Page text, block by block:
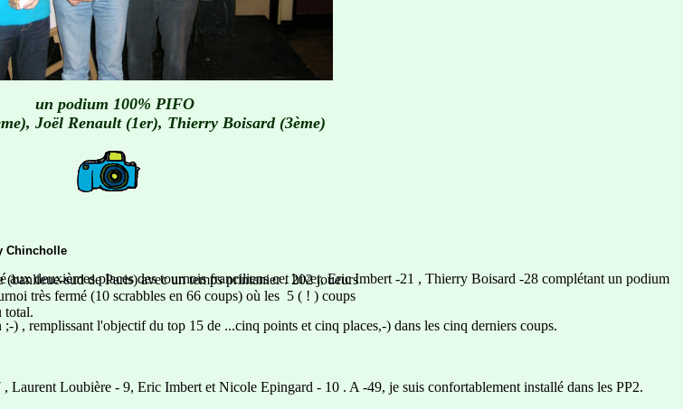
un podium 100% PIFO
Joël Renault (1er), Thierry Boisard (3ème)
Chincholle
sud de Paris) avec un temps printanier . 202 joueurs
très fermé (10 scrabbles en 66 coups) où les 5 ( ! ) coups
total.
deuxièmes places des tournois franciliens cet hiver, Eric Imbert -21 , Thierry Boisard -28 complétant un podium
, remplissant l'objectif du top 15 de ...cinq points et cinq places,-) dans les cinq derniers coups.
Loubière - 9, Eric Imbert et Nicole Epingard - 10 . A -49, je suis confortablement installé dans les PP2.